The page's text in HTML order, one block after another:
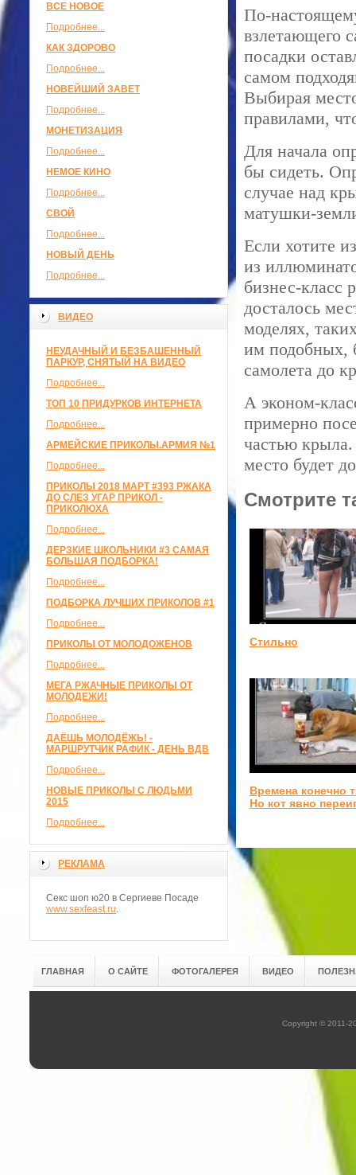
ВСЕ НОВОЕ
Подробнее...
КАК ЗДОРОВО
Подробнее...
НОВЕЙШИЙ ЗАВЕТ
Подробнее...
МОНЕТИЗАЦИЯ
Подробнее...
НЕМОЕ КИНО
Подробнее...
СВОЙ
Подробнее...
НОВЫЙ ДЕНЬ
Подробнее...
ВИДЕО
НЕУДАЧНЫЙ И БЕЗБАШЕННЫЙ
ПАРКУР, СНЯТЫЙ НА ВИДЕО
Подробнее...
ТОП 10 ПРИДУРКОВ ИНТЕРНЕТА
Подробнее...
АРМЕЙСКИЕ ПРИКОЛЫ.АРМИЯ №1
Подробнее...
ПРИКОЛЫ 2018 МАРТ #393 РЖАКА
ДО СЛЕЗ УГАР ПРИКОЛ -
ПРИКОЛЮХА
Подробнее...
ДЕРЗКИЕ ШКОЛЬНИКИ #3 САМАЯ
БОЛЬШАЯ ПОДБОРКА!
Подробнее...
ПОДБОРКА ЛУЧШИХ ПРИКОЛОВ #1
Подробнее...
ПРИКОЛЫ ОТ МОЛОДОЖЕНОВ
Подробнее...
МЕГА РЖАЧНЫЕ ПРИКОЛЫ ОТ
МОЛОДЕЖИ!
Подробнее...
ДАЁШЬ МОЛОДЁЖЬ! -
МАРШРУТЧИК РАФИК - ДЕНЬ ВДВ
Подробнее...
НОВЫЕ ПРИКОЛЫ С ЛЮДЬМИ
2015
Подробнее...
РЕКЛАМА
Секс шоп ю20 в Сергиеве Посаде
www.sexfeast.ru.
По-
взлетающего
посадки
самом
Выбирая
правилами,
Для начала
бы сидеть.
случае над
матушки-
Если хотите
из
бизнес-класс
досталось
моделях,
им подобных,
самолета до
А эконом-
примерно
частью
место будет
Смотрите
Стильно
Времена конечно
Но кот явно
ГЛАВНАЯ О САЙТЕ ФОТОГАЛЕРЕЯ ВИДЕО
Copyright © 2011-